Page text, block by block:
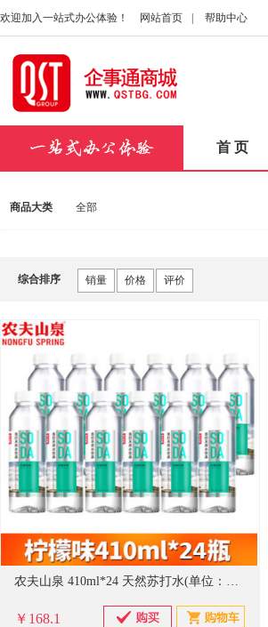
欢迎加入一站式办公体验！ 网站首页 帮助中心
首 页
商品大类 全部
综合排序 销量 价格 评价
农夫山泉 410ml*24 天然苏打水(单位：箱）
￥168.1